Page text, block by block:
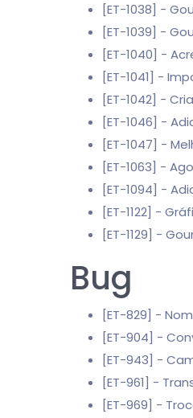
[ET-1038] -
[ET-1039] -
[ET-1040] -
[ET-1041] -
[ET-1042] -
[ET-1046] -
[ET-1047] -
[ET-1063] -
[ET-1094] -
[ET-1122] -
[ET-1129] -
Bug
[ET-829] -
[ET-904] -
[ET-943] -
[ET-961] -
[ET-969] -